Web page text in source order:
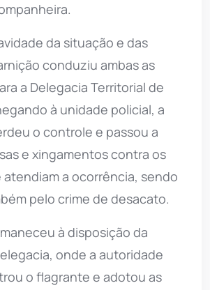
da situação e das
conduziu ambas as
a Delegacia Territorial de
à unidade policial, a
o controle e passou a
e xingamentos contra os
atendiam a ocorrência, sendo
pelo crime de desacato.
à disposição da
onde a autoridade
o flagrante e adotou as